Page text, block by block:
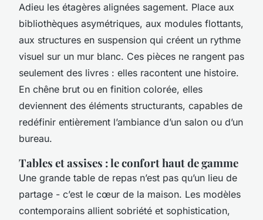
Adieu les étagères alignées sagement. Place aux
bibliothèques asymétriques, aux modules flottants,
aux structures en suspension qui créent un rythme
visuel sur un mur blanc. Ces pièces ne rangent pas
seulement des livres : elles racontent une histoire.
En chêne brut ou en finition colorée, elles
deviennent des éléments structurants, capables de
redéfinir entièrement l’ambiance d’un salon ou d’un
bureau.
Tables et assises : le confort haut de gamme
Une grande table de repas n’est pas qu’un lieu de
partage - c’est le cœur de la maison. Les modèles
contemporains allient sobriété et sophistication,